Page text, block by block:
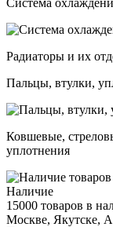
Радиаторы и их
Пальцы, втулки,
Ковшевые,
уплотнения
Наличие
15000 товаров в
Москве, Якутске,